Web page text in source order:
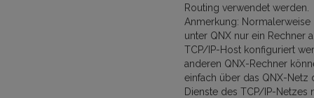
Routing verwendet werden.
Anmerkung: Normalerweise
unter QNX nur ein Rechner
TCP/IP-Host konfiguriert
anderen QNX-Rechner
einfach über das QNX-Netz
Dienste des TCP/IP-Netzes